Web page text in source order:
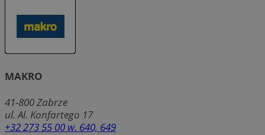
MAKRO
41-800Zabrze
ul. Al. Konfartego 17
+32 273 55 00 w. 640, 649